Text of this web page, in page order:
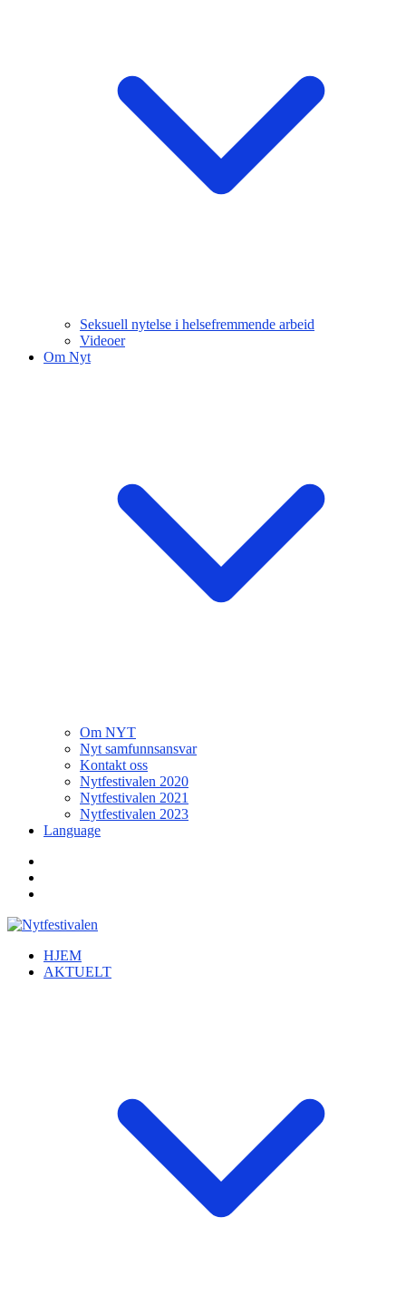
Seksuell nytelse i helsefremmende arbeid
Videoer
Om Nyt
Om NYT
Nyt samfunnsansvar
Kontakt oss
Nytfestivalen 2020
Nytfestivalen 2021
Nytfestivalen 2023
Language
HJEM
AKTUELT